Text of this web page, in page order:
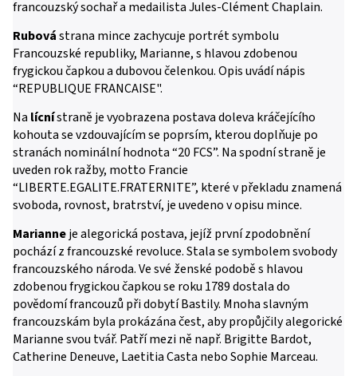
francouzský sochař a medailista Jules-Clément Chaplain.
Rubovástrana mince zachycuje portrét symbolu
Francouzské republiky, Marianne, s hlavou zdobenou
frygickou čapkou a dubovou čelenkou. Opis uvádí nápis
“REPUBLIQUE FRANCAISE".
Na lícnístraně je vyobrazena postava doleva kráčejícího
kohouta se vzdouvajícím se poprsím, kterou doplňuje po
stranách nominální hodnota “20 FCS”. Na spodní straně je
uveden rok ražby, motto Francie
“LIBERTE.EGALITE.FRATERNITE”, které v překladu znamená
svoboda, rovnost, bratrství, je uvedeno v opisu mince.
Marianneje alegorická postava, jejíž první zpodobnění
pochází z francouzské revoluce. Stala se symbolem svobody
francouzského národa. Ve své ženské podobě s hlavou
zdobenou frygickou čapkou se roku 1789 dostala do
povědomí francouzů při dobytí Bastily. Mnoha slavným
francouzskám byla prokázána čest, aby propůjčily alegorické
Marianne svou tvář. Patří mezi ně např. Brigitte Bardot,
Catherine Deneuve, Laetitia Casta nebo Sophie Marceau.